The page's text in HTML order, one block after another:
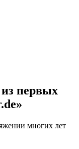
первых
многих лет